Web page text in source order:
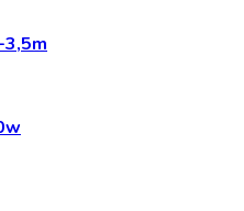
3,5m